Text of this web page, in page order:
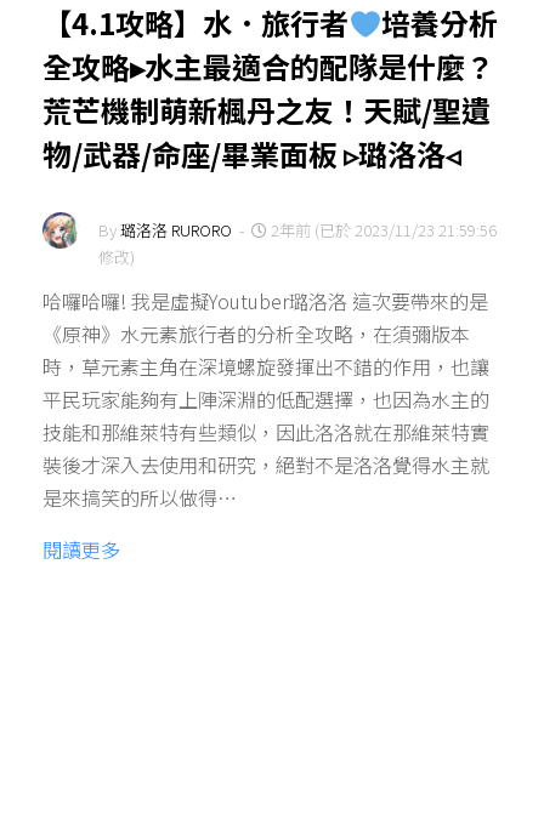
【4.1攻略】水．旅行者
培養分析
全攻略▸水主最適合的配隊是什麼？
荒芒機制萌新楓丹之友！天賦/聖遺
物/武器/命座/畢業面板 ▹璐洛洛◃
By璐洛洛 RURORO -
2年前 (已於 2023/11/23 21:59:56
修改)
哈囉哈囉! 我是虛擬Youtuber璐洛洛 這次要帶來的是
《原神》水元素旅行者的分析全攻略，在須彌版本
時，草元素主角在深境螺旋發揮出不錯的作用，也讓
平民玩家能夠有上陣深淵的低配選擇，也因為水主的
技能和那維萊特有些類似，因此洛洛就在那維萊特實
裝後才深入去使用和研究，絕對不是洛洛覺得水主就
是來搞笑的所以做得…
閱讀更多